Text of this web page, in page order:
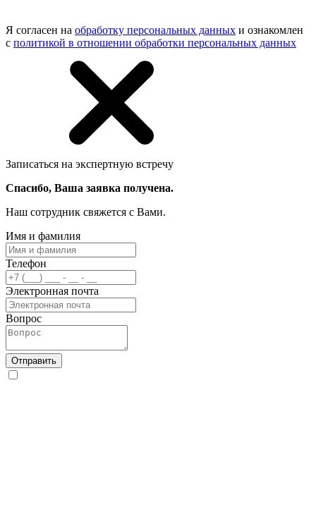
Я согласен на обработку персональных данных и ознакомлен
с политикой в отношении обработки персональных данных
Записаться на экспертную встречу
Спасибо, Ваша заявка получена.
Наш сотрудник свяжется с Вами.
Имя и фамилия
Телефон
Электронная почта
Вопрос
Отправить